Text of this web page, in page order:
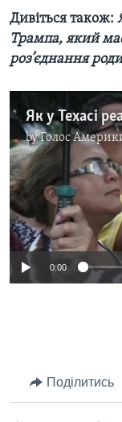
Дивіться також:
Трампа, який
роз’єднання
byГолос
No
0:00
Поділитись